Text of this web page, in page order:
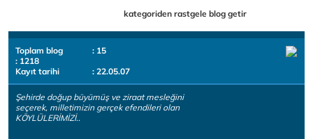
kategoriden rastgele blog getir
Toplam blog
: 15
: 1218
Kayıt tarihi
: 22.05.07
Şehirde doğup büyümüş ve ziraat mesleğini
seçerek, milletimizin gerçek efendileri olan
KÖYLÜLERİMİZİ..